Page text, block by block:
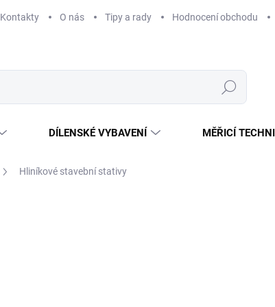
Kontakty O nás Tipy a rady Hodnocení obchodu
Hledat
DÍLENSKÉ VYBAVENÍ MĚŘICÍ
Hliníkové stavební stativy